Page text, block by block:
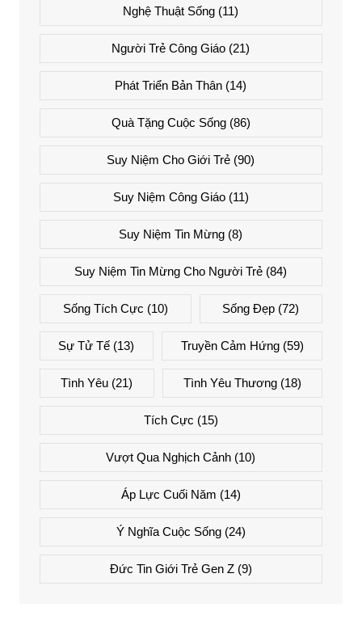
Nghệ Thuật Sống (11)
Người Trẻ Công Giáo (21)
Phát Triển Bản Thân (14)
Quà Tặng Cuộc Sống(86)
Suy Niệm Cho Giới Trẻ (90)
Suy Niệm Công Giáo(11)
Suy Niệm Tin Mừng (8)
Suy Niệm Tin Mừng Cho Người Trẻ (84)
Sống Tích Cực (10) Sống Đẹp (72)
Sự Tử Tế (13) Truyền Cảm Hứng(59)
Tình Yêu (21) Tình Yêu Thương(18)
Tích Cực (15)
Vượt Qua Nghịch Cảnh (10)
Áp Lực Cuối Năm (14)
Ý Nghĩa Cuộc Sống(24)
Đức Tin Giới Trẻ Gen Z(9)